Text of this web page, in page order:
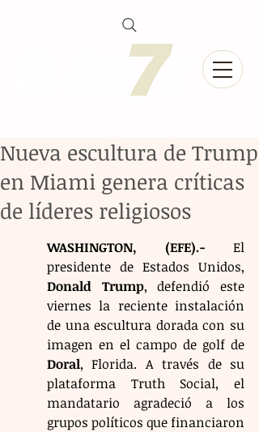
Nueva escultura de Trump
en Miami genera críticas
de líderes religiosos
WASHINGTON, (EFE).- El
Donald Trump, defendió este
viernes la reciente instalación
de una escultura dorada con su
Doral, Florida. A través de su
plataforma Truth Social, el
mandatario agradeció a los
grupos políticos que financiaron